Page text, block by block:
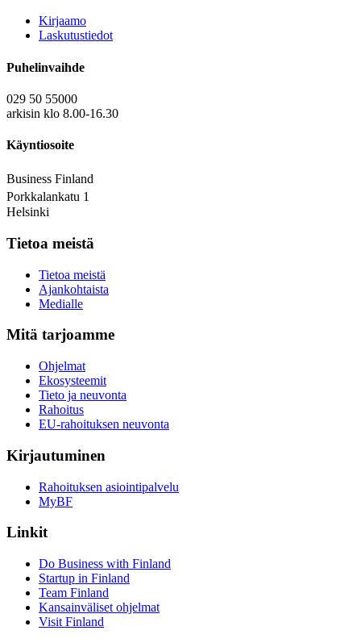
Kirjaamo
Laskutustiedot
Puhelinvaihde
029 50 55000
arkisin klo 8.00-16.30
Käyntiosoite
Business Finland
Porkkalankatu 1
Helsinki
Tietoa meistä
Tietoa meistä
Ajankohtaista
Medialle
Mitä tarjoamme
Ohjelmat
Ekosysteemit
Tieto ja neuvonta
Rahoitus
EU-rahoituksen neuvonta
Kirjautuminen
Rahoituksen asiointipalvelu
MyBF
Linkit
Do Business with Finland
Startup in Finland
Team Finland
Kansainväliset ohjelmat
Visit Finland